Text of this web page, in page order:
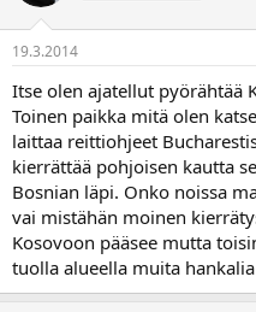
19.3.2014
Itse olen ajatellut pyörähtää
Toinen paikka mitä olen
laittaa reittiohjeet
kierrättää pohjoisen kautta
Bosnian läpi. Onko noissa
vai mistähän moinen
Kosovoon pääsee mutta
tuolla alueella muita